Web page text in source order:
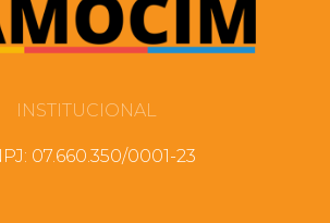
INSTITUCIONAL
07.660.350/0001-23